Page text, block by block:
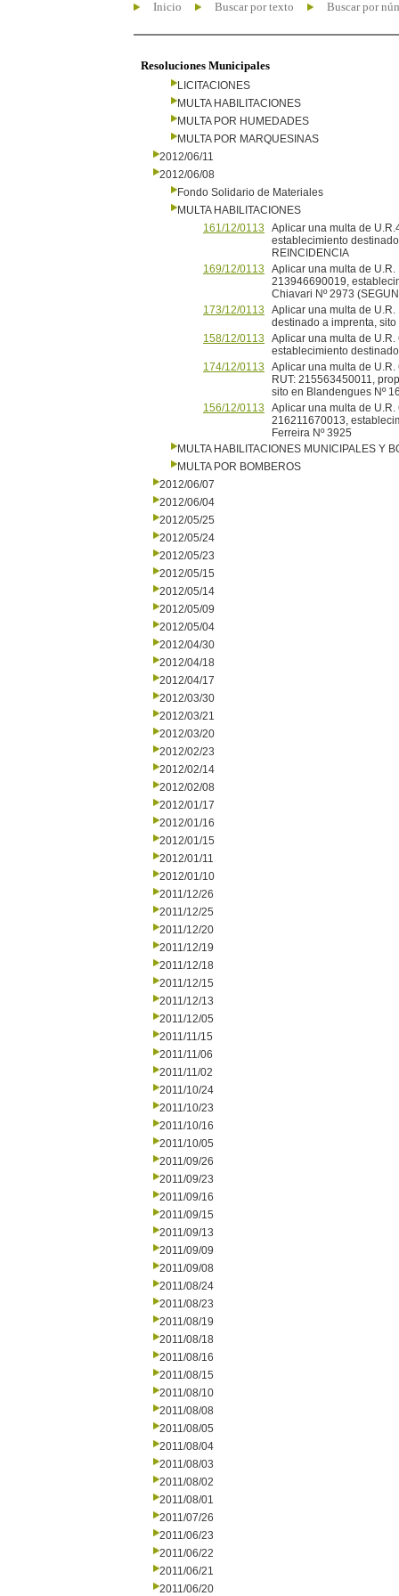
Inicio Buscar por texto Buscar por
Resoluciones Municipales
LICITACIONES
MULTA HABILITACIONES
MULTA POR HUMEDADES
MULTA POR MARQUESINAS
2012/06/11
2012/06/08
Fondo Solidario de Materiales
MULTA HABILITACIONES
161/12/0113
Aplicar una multa de
establecimiento
REINCIDENCIA
169/12/0113
Aplicar una multa de
213946690019,
Chiavari Nº 2973
173/12/0113
Aplicar una multa de
destinado a imprenta,
158/12/0113
Aplicar una multa de
establecimiento
174/12/0113
Aplicar una multa de
RUT: 215563450011,
sito en Blandengues Nº
156/12/0113
Aplicar una multa de
216211670013,
Ferreira Nº 3925
MULTA HABILITACIONES MUNICIPALES Y
MULTA POR BOMBEROS
2012/06/07
2012/06/04
2012/05/25
2012/05/24
2012/05/23
2012/05/15
2012/05/14
2012/05/09
2012/05/04
2012/04/30
2012/04/18
2012/04/17
2012/03/30
2012/03/21
2012/03/20
2012/02/23
2012/02/14
2012/02/08
2012/01/17
2012/01/16
2012/01/15
2012/01/11
2012/01/10
2011/12/26
2011/12/25
2011/12/20
2011/12/19
2011/12/18
2011/12/15
2011/12/13
2011/12/05
2011/11/15
2011/11/06
2011/11/02
2011/10/24
2011/10/23
2011/10/16
2011/10/05
2011/09/26
2011/09/23
2011/09/16
2011/09/15
2011/09/13
2011/09/09
2011/09/08
2011/08/24
2011/08/23
2011/08/19
2011/08/18
2011/08/16
2011/08/15
2011/08/10
2011/08/08
2011/08/05
2011/08/04
2011/08/03
2011/08/02
2011/08/01
2011/07/26
2011/06/23
2011/06/22
2011/06/21
2011/06/20